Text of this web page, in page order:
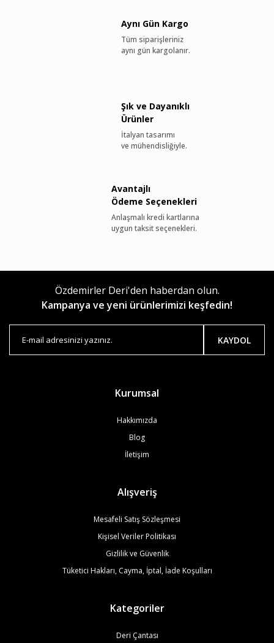
Aynı Gün Kargo
Tüm siparişleriniz
aynı gün kargolanır.
Şık ve Dayanıklı
Ürünler
İtalyan tasarımı
ve mühendisliğiyle.
Avantajlı
Ödeme Seçenekleri
Anlaşmalı kredi kartlarına
uygun taksit seçenekleri.
Özdemirler Deri'den haberdan olun.
Kampanya ve yeni ürünlerimizi keşfedin!
KAYDOL
Kurumsal
Hakkımızda
Blog
İletişim
Alışveriş
Mesafeli Satış Sözleşmesi
Kişisel Veriler Politikası
Gizlilik ve Güvenlik
Tüketici Hakları, Cayma, İptal, İade Koşulları
Kategoriler
Deri Çantası